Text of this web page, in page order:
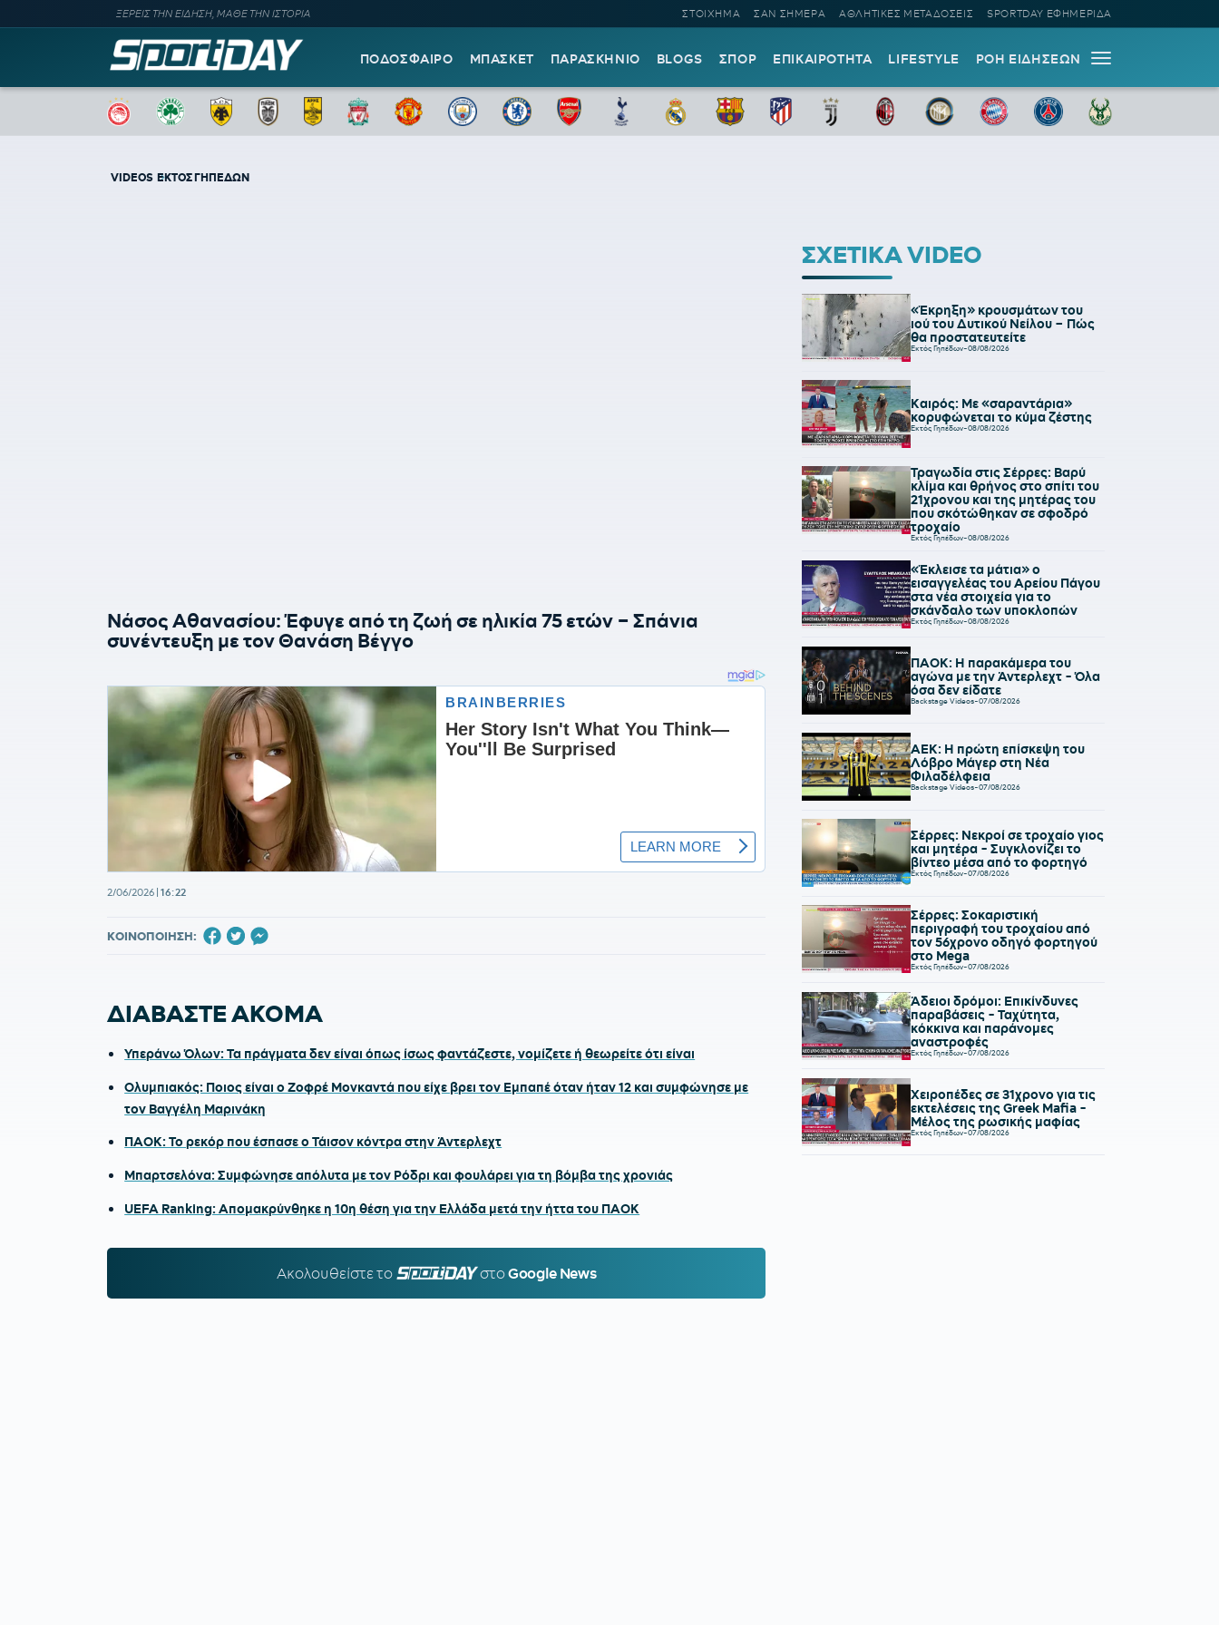
ΞΕΡΕΙΣ ΤΗΝ ΕΙΔΗΣΗ, ΜΑΘΕ ΤΗΝ ΙΣΤΟΡΙΑ ΣΤΟΙΧΗΜΑ ΣΑΝ ΣΗΜΕΡΑ ΑΘΛΗΤΙΚΕΣ ΜΕΤΑΔΟΣΕΙΣ SPORTDAY ΕΦΗΜΕΡΙΔΑ
ΠΟΔΟΣΦΑΙΡΟ ΜΠΑΣΚΕΤ ΠΑΡΑΣΚΗΝΙΟ BLOGS ΣΠΟΡ ΕΠΙΚΑΙΡΟΤΗΤΑ LIFESTYLE ΡΟΗ ΕΙΔΗΣΕΩΝ
VIDEOS ΕΚΤΟΣ ΓΗΠΕΔΩΝ
Νάσος Αθανασίου: Έφυγε από τη ζωή σε ηλικία 75 ετών – Σπάνια
συνέντευξη με τον Θανάση Βέγγο
2/06/2026 16:22
ΚΟΙΝΟΠΟΙΗΣΗ:
ΔΙΑΒΑΣΤΕ ΑΚΟΜΑ
Υπεράνω Όλων: Τα πράγματα δεν είναι όπως ίσως φαντάζεστε, νομίζετε ή θεωρείτε ότι είναι
Ολυμπιακός: Ποιος είναι ο Ζοφρέ Μονκαντά που είχε βρει τον Εμπαπέ όταν ήταν 12 και συμφώνησε με
τον Βαγγέλη Μαρινάκη
ΠΑΟΚ: Το ρεκόρ που έσπασε ο Τάισον κόντρα στην Άντερλεχτ
Μπαρτσελόνα: Συμφώνησε απόλυτα με τον Ρόδρι και φουλάρει για τη βόμβα της χρονιάς
UEFA Ranking: Απομακρύνθηκε η 10η θέση για την Ελλάδα μετά την ήττα του ΠΑΟΚ
Ακολουθείστε τo SPORTDAY.GR
στοGoogle News
ΣΧΕΤΙΚΑ VIDEO
«Έκρηξη» κρουσμάτων του
ιού του Δυτικού Νείλου – Πώς
θα προστατευτείτε
Εκτός Γηπέδων-08/08/2026
Καιρός: Με «σαραντάρια»
κορυφώνεται το κύμα ζέστης
Εκτός Γηπέδων-08/08/2026
Τραγωδία στις Σέρρες: Βαρύ
κλίμα και θρήνος στο σπίτι του
21χρονου και της μητέρας του
που σκότώθηκαν σε σφοδρό
τροχαίο
Εκτός Γηπέδων-08/08/2026
«Έκλεισε τα μάτια» ο
εισαγγελέας του Αρείου Πάγου
στα νέα στοιχεία για το
σκάνδαλο των υποκλοπών
Εκτός Γηπέδων-08/08/2026
ΠΑΟΚ: Η παρακάμερα του
αγώνα με την Άντερλεχτ - Όλα
όσα δεν είδατε
Backstage Videos-07/08/2026
ΑΕΚ: Η πρώτη επίσκεψη του
Λόβρο Μάγερ στη Νέα
Φιλαδέλφεια
Backstage Videos-07/08/2026
Σέρρες: Νεκροί σε τροχαίο γιος
και μητέρα - Συγκλονίζει το
βίντεο μέσα από το φορτηγό
Εκτός Γηπέδων-07/08/2026
Σέρρες: Σοκαριστική
περιγραφή του τροχαίου από
τον 56χρονο οδηγό φορτηγού
στο Mega
Εκτός Γηπέδων-07/08/2026
Άδειοι δρόμοι: Επικίνδυνες
παραβάσεις - Ταχύτητα,
κόκκινα και παράνομες
αναστροφές
Εκτός Γηπέδων-07/08/2026
Χειροπέδες σε 31χρονο για τις
εκτελέσεις της Greek Mafia -
Μέλος της ρωσικής μαφίας
Εκτός Γηπέδων-07/08/2026